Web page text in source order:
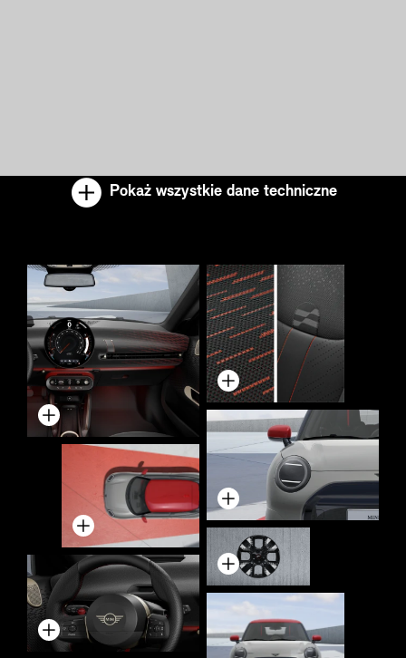
Pokaż wszystkie dane techniczne